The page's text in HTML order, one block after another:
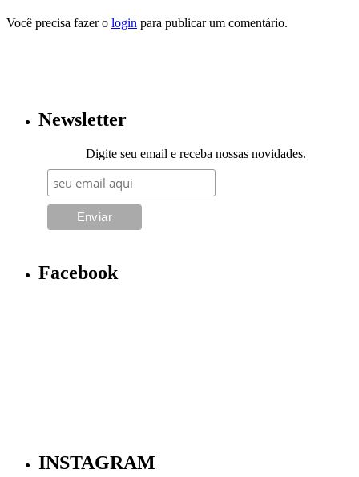
Você precisa fazer o login para publicar um comentário.
Newsletter
Digite seu email e receba nossas novidades.
Facebook
INSTAGRAM